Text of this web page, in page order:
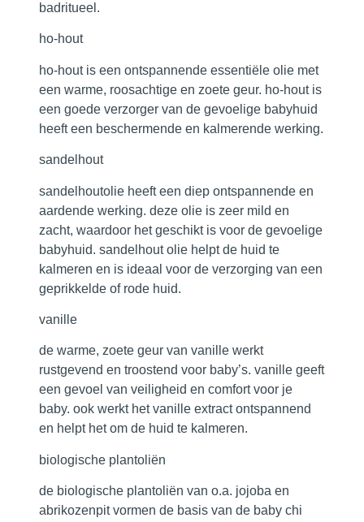
badritueel.
ho-hout
ho-hout is een ontspannende essentiële olie met
een warme, roosachtige en zoete geur. ho-hout is
een goede verzorger van de gevoelige babyhuid
heeft een beschermende en kalmerende werking.
sandelhout
sandelhoutolie heeft een diep ontspannende en
aardende werking. deze olie is zeer mild en
zacht, waardoor het geschikt is voor de gevoelige
babyhuid. sandelhout olie helpt de huid te
kalmeren en is ideaal voor de verzorging van een
geprikkelde of rode huid.
vanille
de warme, zoete geur van vanille werkt
rustgevend en troostend voor baby’s. vanille geeft
een gevoel van veiligheid en comfort voor je
baby. ook werkt het vanille extract ontspannend
en helpt het om de huid te kalmeren.
biologische plantoliën
de biologische plantoliën van o.a. jojoba en
abrikozenpit vormen de basis van de baby chi